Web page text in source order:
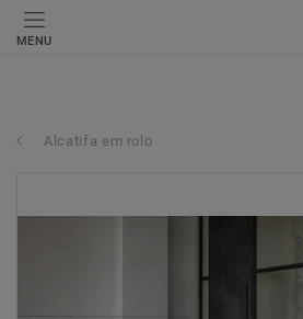
MENU
Alcatifa em rolo